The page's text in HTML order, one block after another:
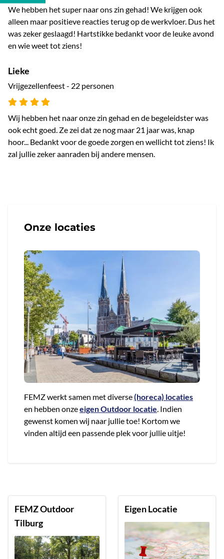
We hebben het super naar ons zin gehad! We krijgen ook
alleen maar positieve reacties terug op de werkvloer. Dus het
was zeker geslaagd! Hartstikke bedankt voor de leuke avond
en wie weet tot ziens!
Lieke
Vrijgezellenfeest - 22 personen
Wij hebben het naar onze zin gehad en de begeleidster was
ook echt goed. Ze zei dat ze nog maar 21 jaar was, knap
hoor... Bedankt voor de goede zorgen en wellicht tot ziens! Ik
zal jullie zeker aanraden bij andere mensen.
Onze locaties
FEMZ werkt samen met diverse(horeca) locaties
en hebben onzeeigen Outdoor locatie. Indien
gewenst komen wij naar jullie toe! Kortom we
vinden altijd een passende plek voor jullie uitje!
FEMZ Outdoor
Tilburg
Eigen Locatie